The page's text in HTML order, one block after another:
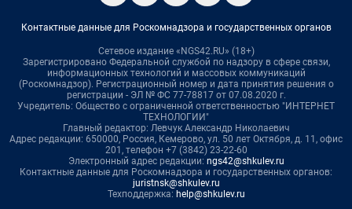
Контактные данные для Роскомнадзора и государственных органов
Сетевое издание «NGS42.RU» (18+)
Зарегистрировано Федеральной службой по надзору в сфере связи,
информационных технологий и массовых коммуникаций
(Роскомнадзор). Регистрационный номер и дата принятия решения о
регистрации - ЭЛ № ФС 77-78817 от 07.08.2020 г.
Учредитель: Общество с ограниченной ответственностью "ИНТЕРНЕТ
ТЕХНОЛОГИИ"
Главный редактор: Левчук Александр Николаевич
Адрес редакции: 650000, Россия, Кемерово, ул. 50 лет Октября, д. 11, офис
201, телефон +7 (3842) 23-22-60
Электронный адрес редакции: ngs42@shkulev.ru
Контактные данные для Роскомнадзора и государственных органов:
juristnsk@shkulev.ru
Техподдержка: help@shkulev.ru